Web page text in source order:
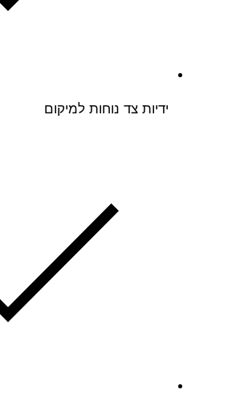
ידיות צד נוחות למיקום